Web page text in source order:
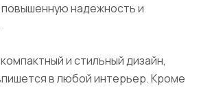
повышенную надежность и
и стильный дизайн,
в любой интерьер. Кроме